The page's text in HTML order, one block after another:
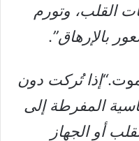
القلب، وتورم
بالإرهاق”.
“إذا تُركت دون
المفرطة إلى
أو الجهاز